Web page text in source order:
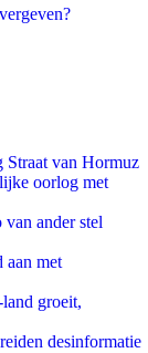
Straat van Hormuz
oorlog met
ander stel
aan met
groeit,
desinformatie